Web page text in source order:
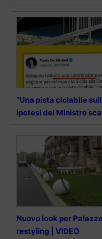
“Una pista ciclabile
ipotesi del Ministro
Nuovo look per
restyling | VIDEO